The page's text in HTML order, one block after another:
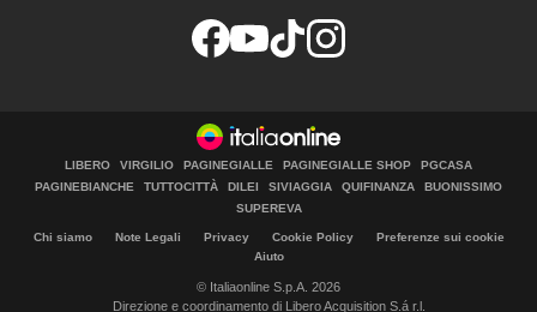
LIBERO VIRGILIO PAGINEGIALLE PAGINEGIALLE SHOP
PGCASA
PAGINEBIANCHE
TUTTOCITTÀ DILEI SIVIAGGIA QUIFINANZA
BUONISSIMO
SUPEREVA
Chi siamo Note Legali Privacy Cookie Policy
Preferenze sui cookie
Aiuto
© Italiaonline S.p.A. 2026
Direzione e coordinamento di Libero Acquisition S.á r.l.